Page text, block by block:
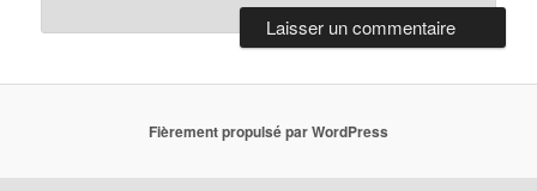
Fièrement propulsé par WordPress